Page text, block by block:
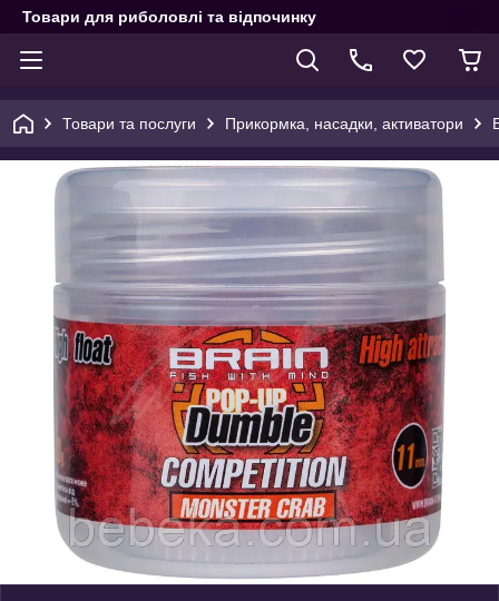
Товари для риболовлі та відпочинку
Товари та послуги Прикормка, насадки, активатори